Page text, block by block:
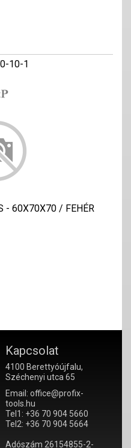
10-1
- 60X70X70 / FEHÉR
Kapcsolat
4100 Berettyóújfalu,
Széchenyi utca 65
Email: office@profix-
tools.hu
Tel1: +36 70 904 5660
Tel2: +36 70 904 5664
Adószám 26154855-2-